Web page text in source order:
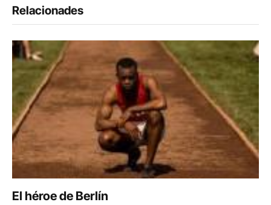
Relacionades
El héroe de Berlín